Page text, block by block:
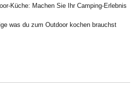
Küche: Machen Sie Ihr Camping-Erlebnis
was du zum Outdoor kochen brauchst